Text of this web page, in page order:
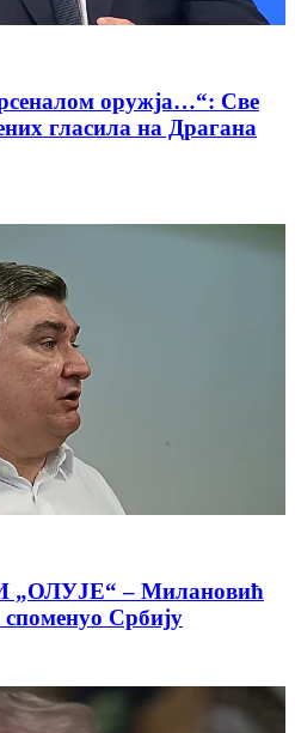
оружја…“: Све
гласила на Драгана
– Милановић
Србију